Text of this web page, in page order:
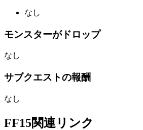
なし
モンスターがドロップ
なし
サブクエストの報酬
なし
FF15関連リンク